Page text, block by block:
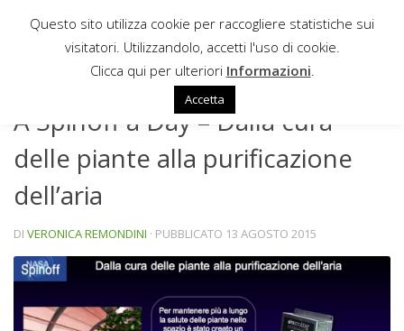
Sotto il contenuto
SPINOFF A DAY
A Spinoff a Day – Dalla cura
delle piante alla purificazione
dell’aria
DI VERONICA REMONDINI · PUBBLICATO 13 AGOSTO 2015
Questo sito utilizza cookie per raccogliere statistiche sui
visitatori. Utilizzandolo, accetti l'uso di cookie.
Clicca qui per ulteriori Informazioni
Accetta